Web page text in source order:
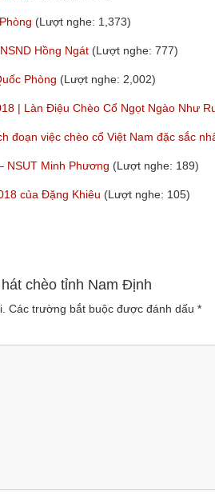
(Lượt nghe: 1,373)
Hồng Ngát (Lượt nghe: 777)
Phòng (Lượt nghe: 2,002)
| Làn Điệu Chèo Cổ Ngọt Ngào Như
đoạn việc chèo cổ Việt Nam đặc sắc
NSUT Minh Phương (Lượt nghe: 189)
của Đặng Khiêu (Lượt nghe: 105)
chèo tỉnh Nam Định
Các trường bắt buộc được đánh dấu *